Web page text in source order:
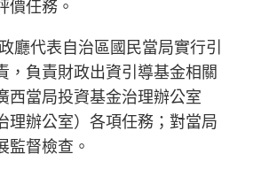
價任務。
廳代表自治區國民當局實行引
，負責財政出資引導基金相關
西當局投資基金治理辦公室
理辦公室）各項任務；對當局
監督檢查。